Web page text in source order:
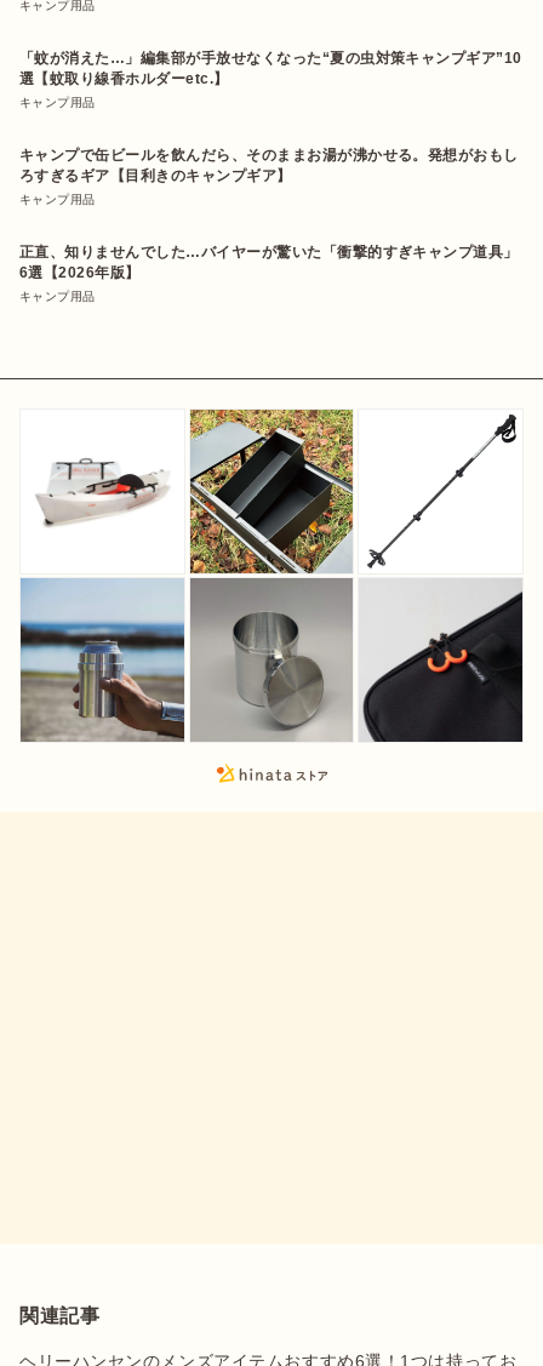
キャンプ用品
「蚊が消えた…」編集部が手放せなくなった“夏の虫対策キャンプギア”10
選【蚊取り線香ホルダーetc.】
キャンプ用品
キャンプで缶ビールを飲んだら、そのままお湯が沸かせる。発想がおもし
ろすぎるギア【目利きのキャンプギア】
キャンプ用品
正直、知りませんでした…バイヤーが驚いた「衝撃的すぎキャンプ道具」
6選【2026年版】
キャンプ用品
関連記事
ヘリーハンセンのメンズアイテムおすすめ6選！1つは持ってお